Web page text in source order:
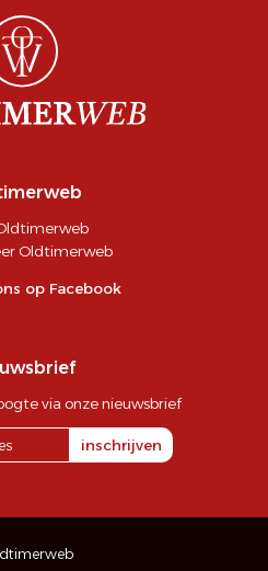
Oldtimerweb
op Facebook
via onze nieuwsbrief
inschrijven